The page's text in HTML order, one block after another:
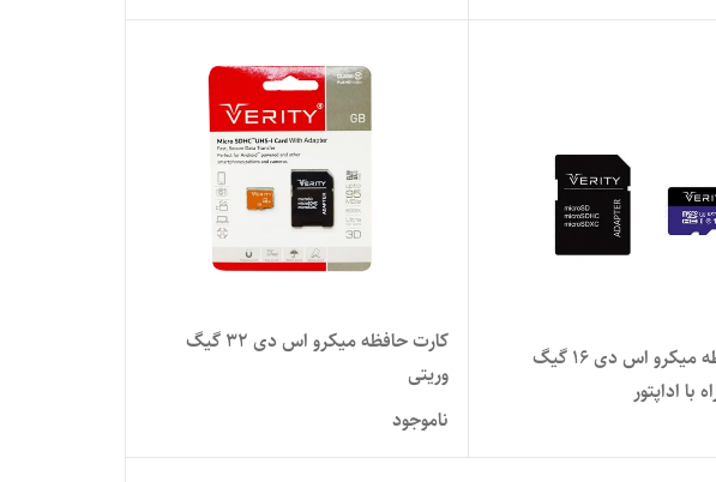
کارت حافطه میکرو اس دی 16 گیگ
با اداپتور
کارت حافظه میکرو اس دی 32 گیگ
وریتی
ناموجود